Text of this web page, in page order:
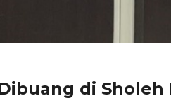
di Sholeh